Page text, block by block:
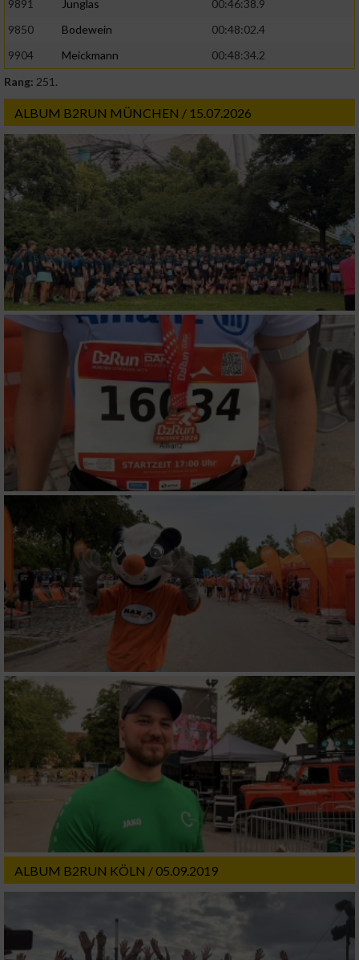
9891 Junglas
00:46:38.9
9850
Bodewein
00:48:02.4
9904
Meickmann
00:48:34.2
Rang: 251.
ALBUM B2RUN MÜNCHEN / 15.07.2026
ALBUM B2RUN KÖLN / 05.09.2019